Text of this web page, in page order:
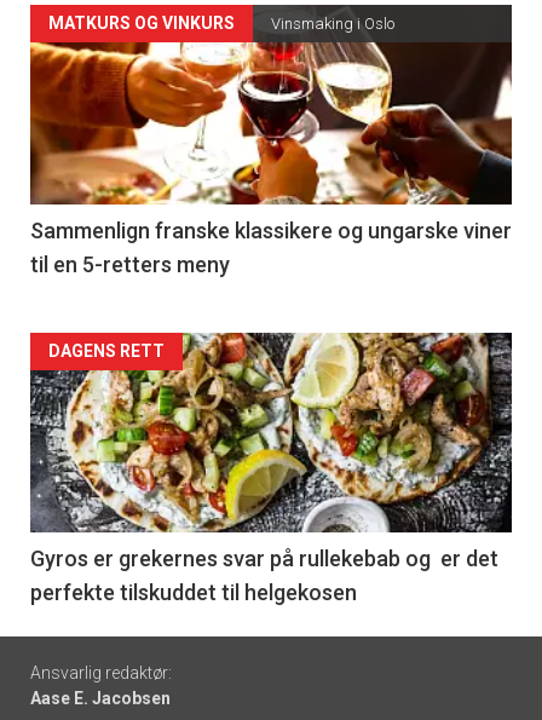
Forsiden
akkurat
nå
-
5
MATKURS OG VINKURS Vinsmaking i Oslo
Sammenlign franske klassikere og ungarske viner
til en 5-retters meny
Forsiden
akkurat
nå
-
6
DAGENS RETT
Gyros er grekernes svar på rullekebab og er det
perfekte tilskuddet til helgekosen
Footer
-
Ansvarlig redaktør:
Aase E. Jacobsen